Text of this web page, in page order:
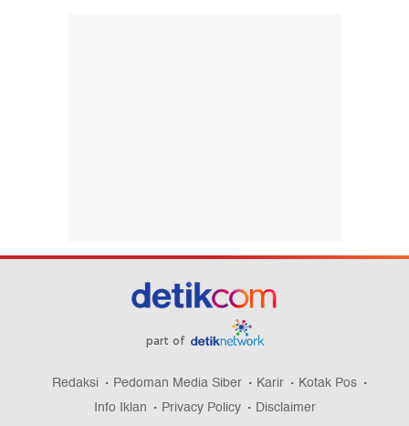
part of
Redaksi Pedoman Media Siber Karir
Kotak Pos
Info Iklan
Privacy Policy Disclaimer